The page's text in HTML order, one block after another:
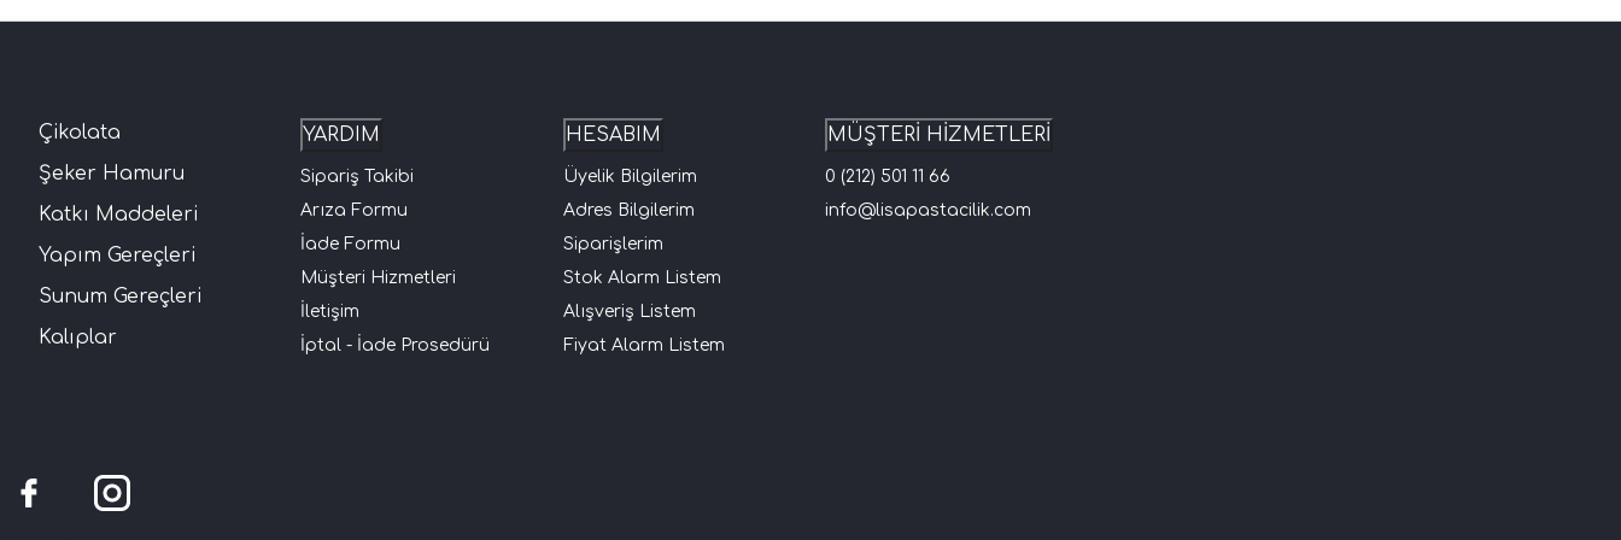
Çikolata
Şeker Hamuru
Katkı Maddeleri
Yapım Gereçleri
Sunum Gereçleri
Kalıplar
YARDIM
Sipariş Takibi
Arıza Formu
İade Formu
Müşteri Hizmetleri
İletişim
İptal - İade Prosedürü
HESABIM
Üyelik Bilgilerim
Adres Bilgilerim
Siparişlerim
Stok Alarm Listem
Alışveriş Listem
Fiyat Alarm Listem
MÜŞTERİ HİZMETLERİ
0 (212) 501 11 66
info@lisapastacilik.com